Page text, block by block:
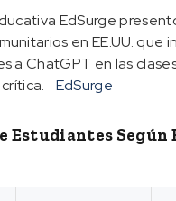
EdSurge
en EE.UU. que
a ChatGPT en las
EdSurge
Estudiantes Según